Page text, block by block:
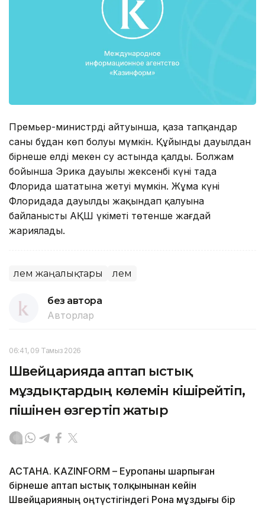
Премьер-министрдің айтуынша, қаза тапқандар
саны бұдан көп болуы мүмкін. Құйынды дауылдан
бірнеше елді мекен су астында қалды. Болжам
бойынша Эрика дауылы жексенбі күні таңда
Флорида шататына жетуі мүмкін. Жұма күні
Флоридада дауылдың жақындап қалуына
байланысты АҚШ үкіметі төтенше жағдай
жариялады.
Әлем жаңалықтары Әлем
без автора
Авторлар
06:41, 09 Тамыз 2026
Швейцарияда аптап ыстық
мұздықтардың көлемін кішірейтіп,
пішінен өзгертіп жатыр
АСТАНА. KAZINFORM – Еуропаны шарпыған
бірнеше аптап ыстық толқынынан кейін
Швейцарияның оңтүстігіндегі Рона мұздығы бір